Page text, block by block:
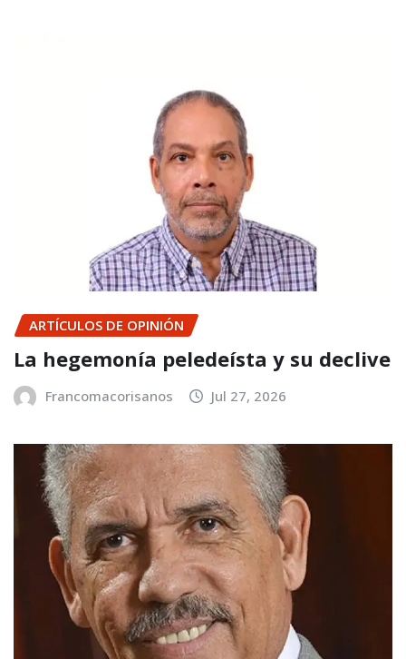
ARTÍCULOS DE OPINIÓN
La hegemonía peledeísta y su declive
Francomacorisanos Jul 27, 2026